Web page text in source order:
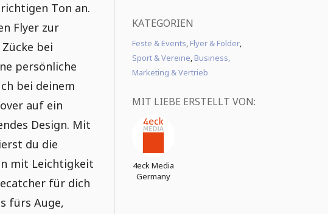
Ton an.
Flyer zur
bei
persönliche
bei deinem
auf ein
Design. Mit
du die
mit Leichtigkeit
für dich
fürs Auge,
KATEGORIEN
Feste & Events, Flyer & Folder,
Sport & Vereine, Business,
Marketing & Vertrieb
MIT LIEBE ERSTELLT VON:
4eck Media
Germany